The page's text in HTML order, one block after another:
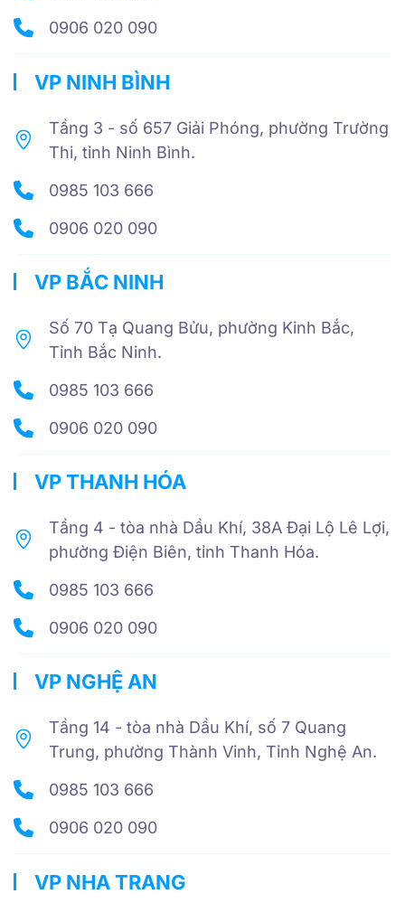
0906 020 090
VP NINH BÌNH
Tầng 3 - số 657 Giải Phóng, phường Trường
Thi, tỉnh Ninh Bình.
0985 103 666
0906 020 090
VP BẮC NINH
Số 70 Tạ Quang Bửu, phường Kinh Bắc,
Tỉnh Bắc Ninh.
0985 103 666
0906 020 090
VP THANH HÓA
Tầng 4 - tòa nhà Dầu Khí, 38A Đại Lộ Lê Lợi,
phường Điện Biên, tỉnh Thanh Hóa.
0985 103 666
0906 020 090
VP NGHỆ AN
Tầng 14 - tòa nhà Dầu Khí, số 7 Quang
Trung, phường Thành Vinh, Tỉnh Nghệ An.
0985 103 666
0906 020 090
VP NHA TRANG